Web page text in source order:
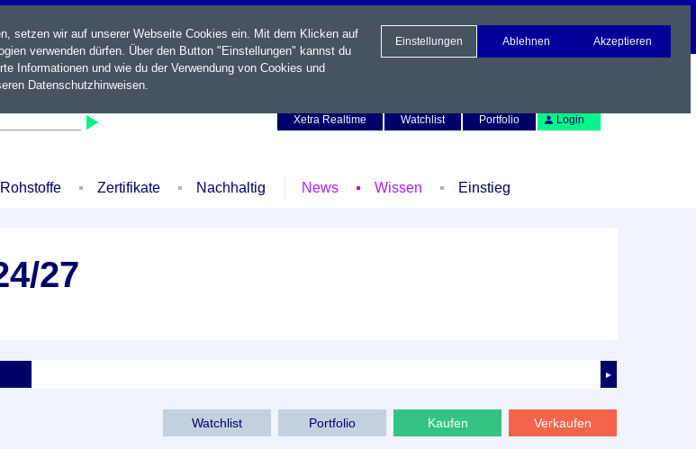
Xetra Realtime
Watchlist Portfolio Login
Rohstoffe Zertifikate Nachhaltig News Wissen Einstieg
27
►
Verkaufen
Kaufen
Portfolio
Watchlist
setzen wir auf unserer Webseite Cookies ein. Mit dem Klicken auf
verwenden dürfen. Über den Button "Einstellungen" kannst du
Informationen und wie du der Verwendung von Cookies und
Datenschutzhinweisen.
Einstellungen Ablehnen Akzeptieren